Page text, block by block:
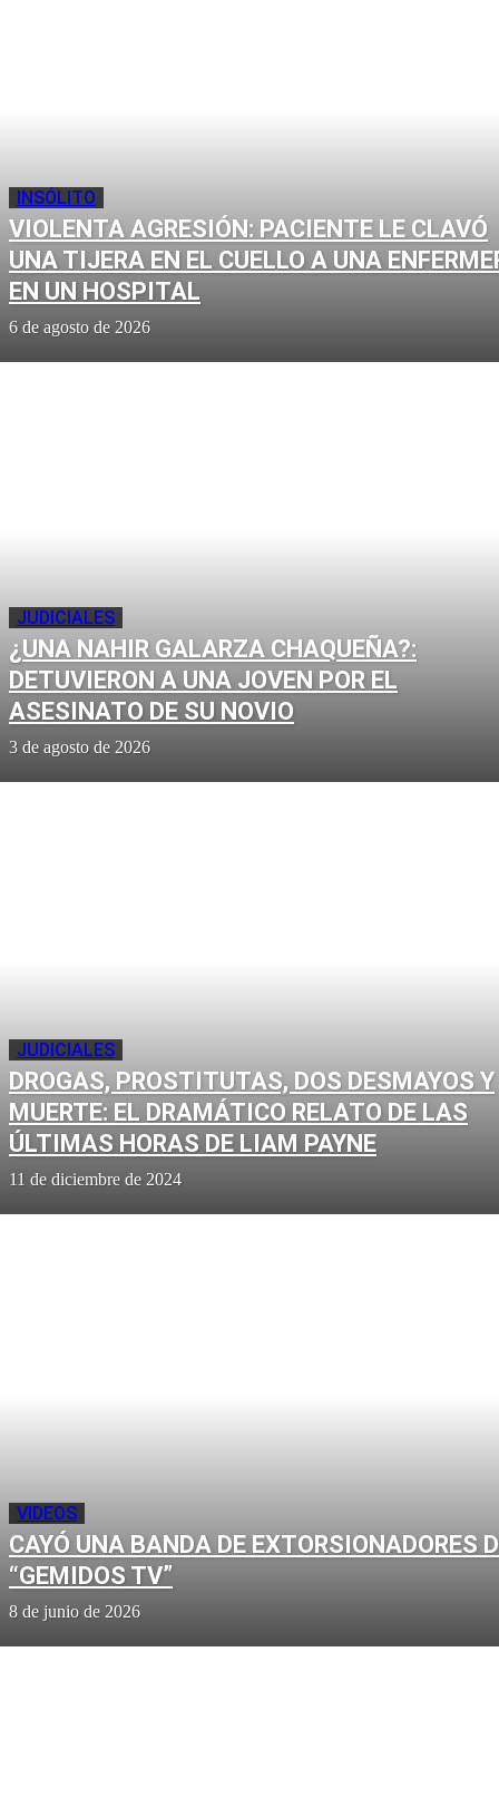
INSÓLITO
VIOLENTA AGRESIÓN: PACIENTE LE CLAVÓ
UNA TIJERA EN EL CUELLO A UNA
EN UN HOSPITAL
6 de agosto de 2026
JUDICIALES
¿UNA NAHIR GALARZA CHAQUEÑA?:
DETUVIERON A UNA JOVEN POR EL
ASESINATO DE SU NOVIO
3 de agosto de 2026
JUDICIALES
DROGAS, PROSTITUTAS, DOS DESMAYOS Y
MUERTE: EL DRAMÁTICO RELATO DE LAS
ÚLTIMAS HORAS DE LIAM PAYNE
11 de diciembre de 2024
VIDEOS
CAYÓ UNA BANDA DE EXTORSIONADORES
“GEMIDOS TV”
8 de junio de 2026